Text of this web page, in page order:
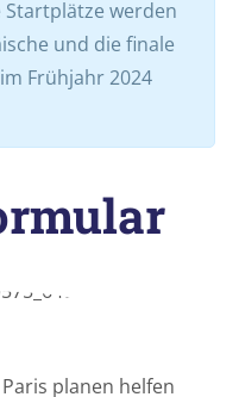
werden
und die finale
Frühjahr 2024
planen helfen